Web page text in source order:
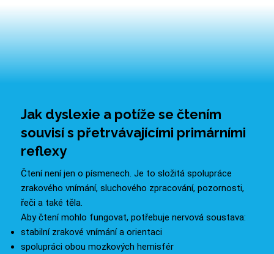
Jak dyslexie a potíže se čtením
souvisí s přetrvávajícími primárními
reflexy
Čtení není jen o písmenech. Je to složitá spolupráce
zrakového vnímání, sluchového zpracování, pozornosti,
řeči a také těla.
Aby čtení mohlo fungovat, potřebuje nervová soustava:
stabilní zrakové vnímání a orientaci
spolupráci obou mozkových hemisfér